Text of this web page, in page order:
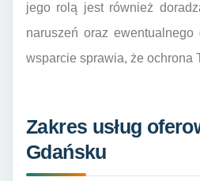
jego rolą jest również
naruszeń oraz
wsparcie sprawia, że ochrona
Zakres usług
Gdańsku